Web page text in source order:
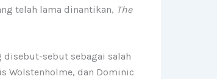
telah lama dinantikan, The
sebut sebagai salah
Wolstenholme, dan Dominic